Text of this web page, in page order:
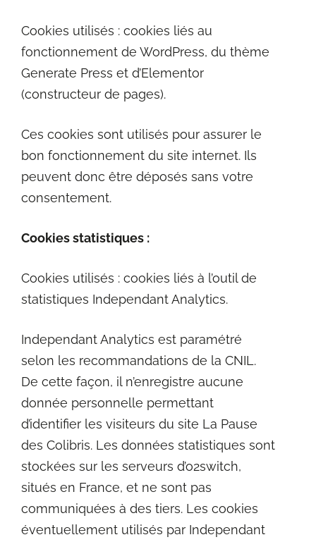
Cookies utilisés : cookies liés au
fonctionnement de WordPress, du thème
Generate Press et d’Elementor
(constructeur de pages).
Ces cookies sont utilisés pour assurer le
bon fonctionnement du site internet. Ils
peuvent donc être déposés sans votre
consentement.
Cookies statistiques :
Cookies utilisés : cookies liés à l’outil de
statistiques Independant Analytics.
Independant Analytics est paramétré
selon les recommandations de la CNIL.
De cette façon, il n’enregistre aucune
donnée personnelle permettant
d’identifier les visiteurs du site La Pause
des Colibris. Les données statistiques sont
stockées sur les serveurs d’o2switch,
situés en France, et ne sont pas
communiquées à des tiers. Les cookies
éventuellement utilisés par Independant